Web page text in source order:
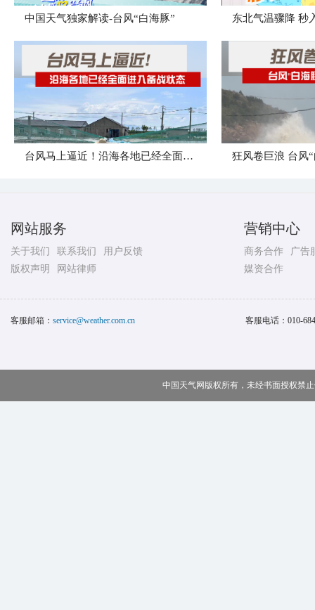
中国天气独家解读-台风“白海豚” 东北气温骤降 秒
台风马上逼近！沿海各地已经全面进入备战状态
网站服务
关于我们 联系我们
用户反馈
版权声明
网站律师
营销中心
商务合作
广告
媒资合作
客服邮箱： service@weather.com.cn 客服电话： 010-
中国天气网版权所有，未经书面授权